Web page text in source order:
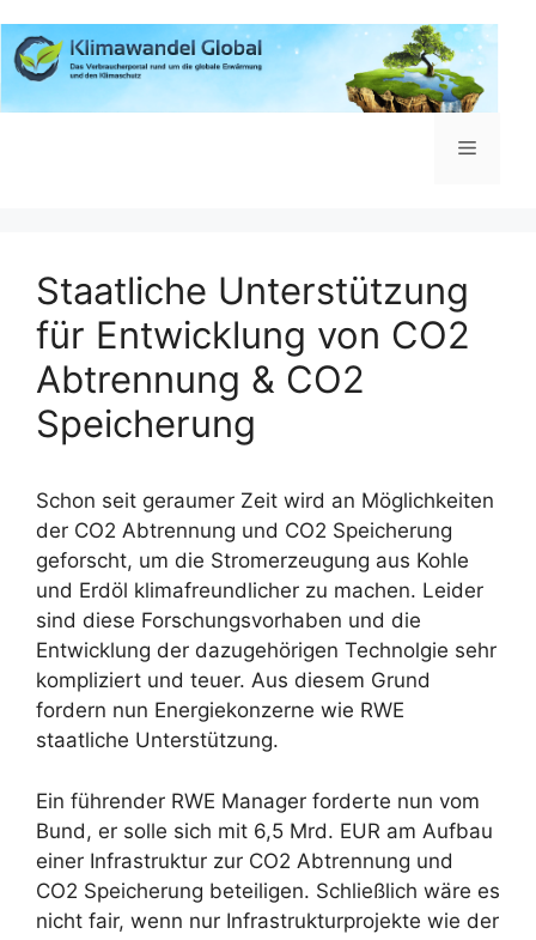
Inhalt
springen
Menü
Staatliche Unterstützung
für Entwicklung von CO2
Abtrennung & CO2
Speicherung
Schon seit geraumer Zeit wird an Möglichkeiten
der CO2 Abtrennung und CO2 Speicherung
geforscht, um die Stromerzeugung aus Kohle
und Erdöl klimafreundlicher zu machen. Leider
sind diese Forschungsvorhaben und die
Entwicklung der dazugehörigen Technolgie sehr
kompliziert und teuer. Aus diesem Grund
fordern nun Energiekonzerne wie RWE
staatliche Unterstützung.
Ein führender RWE Manager forderte nun vom
Bund, er solle sich mit 6,5 Mrd. EUR am Aufbau
einer Infrastruktur zur CO2 Abtrennung und
CO2 Speicherung beteiligen. Schließlich wäre es
nicht fair, wenn nur Infrastrukturprojekte wie der